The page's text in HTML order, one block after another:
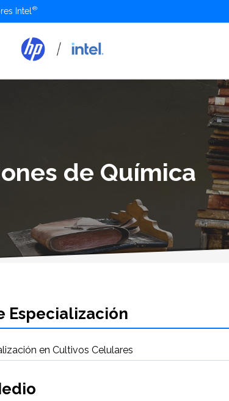
Intel
de Química
Especialización
en Cultivos Celulares